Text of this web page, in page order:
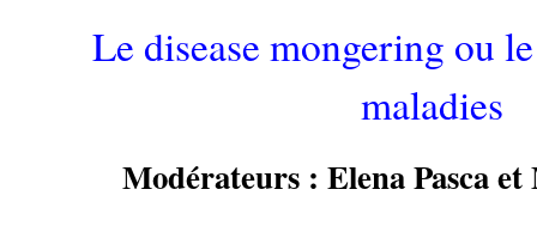
Le disease mongering ou
maladies
Modérateurs : Elena Pasca